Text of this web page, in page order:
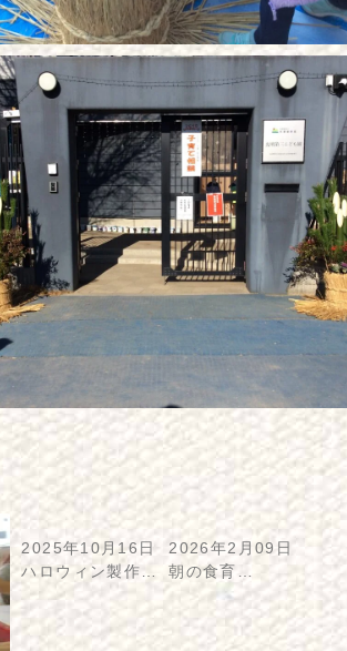
2025年10月16日
ハロウィン製作…
2026年2月09日
朝の食育…